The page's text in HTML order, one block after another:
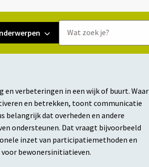
en verbeteringen in een wijk of buurt. Waar
en betrekken, toont communicatie
belangrijk dat overheden en andere
ondersteunen. Dat vraagt bijvoorbeeld
inzet van participatiemethoden en
bewonersinitiatieven.